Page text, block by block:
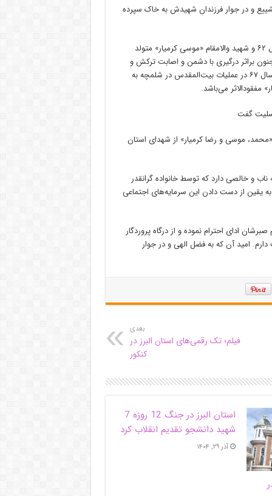
و در جوار فرزندان شهیدش به خاک سپرده
شهید والامقام «محمد کرمیار» متولد اردیبهشت‌ماه ۱۳۳۷، اسفندماه سال ۶۲ و شهید والامقام «موسی کرمیار» متولد
خیبر در جزیره مجنون براثر درگیری با دشمن و اصابت ترکش و
شهید والامقام «رضا کرمیار» متولد فروردین‌ماه سال ۱۳۴۷، فروردین‌ماه سال ۶۷ در عملیات بیت‌المقدس در شلمچه به
مفقودالاثر می‌باشد.
موسی و رضا کرمیار» از شهدای استان
و خالصی دارد که توسط خانواده گرانقدر
یقین از دست دادن این سرمایه‌های اجتماعی
ادای احترام نموده و از درگاه پروردگار
دارم. امید آن که به فضل الهی و در جوار
بعدی
فیلم؛ تک رقمی‌های استان البرز در
کنکور
استان البرز در جنگ 12 روزه 7
شهید دانشجو تقدیم انقلاب کرد
آذر ۲۹, ۱۴۰۴